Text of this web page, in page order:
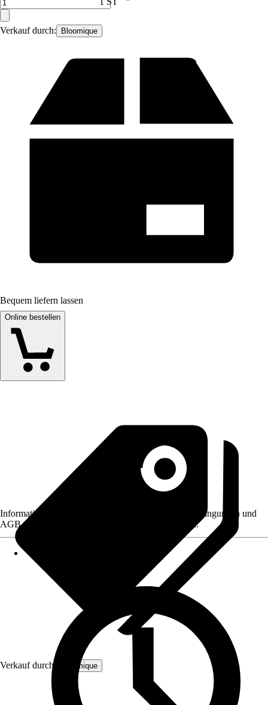
Verkauf durch: Bloomique
Bequem liefern lassen
Online bestellen
Verkauf durch: Bloomique
Informationen des Verkäufers, wie z. B. Rückgabebedingungen und
AGB, finden Sie bei Klick auf den Verkäufernamen.